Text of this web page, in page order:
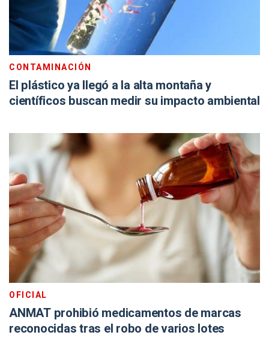
CONTAMINACIÓN
El plástico ya llegó a la alta montaña y
científicos buscan medir su impacto ambiental
OFICIAL
ANMAT prohibió medicamentos de marcas
reconocidas tras el robo de varios lotes